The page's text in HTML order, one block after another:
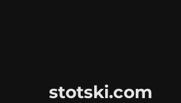
stotski.com